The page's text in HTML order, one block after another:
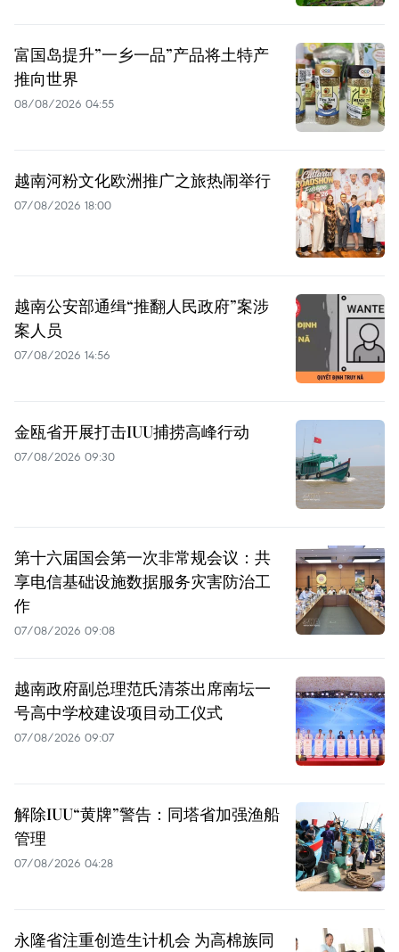
富国岛提升”一乡一品”产品将土特产
推向世界
08/08/2026 04:55
越南河粉文化欧洲推广之旅热闹举行
07/08/2026 18:00
越南公安部通缉“推翻人民政府”案涉
案人员
07/08/2026 14:56
金瓯省开展打击IUU捕捞高峰行动
07/08/2026 09:30
第十六届国会第一次非常规会议：共
享电信基础设施数据服务灾害防治工
作
07/08/2026 09:08
越南政府副总理范氏清茶出席南坛一
号高中学校建设项目动工仪式
07/08/2026 09:07
解除IUU“黄牌”警告：同塔省加强渔船
管理
07/08/2026 04:28
永隆省注重创造生计机会 为高棉族同